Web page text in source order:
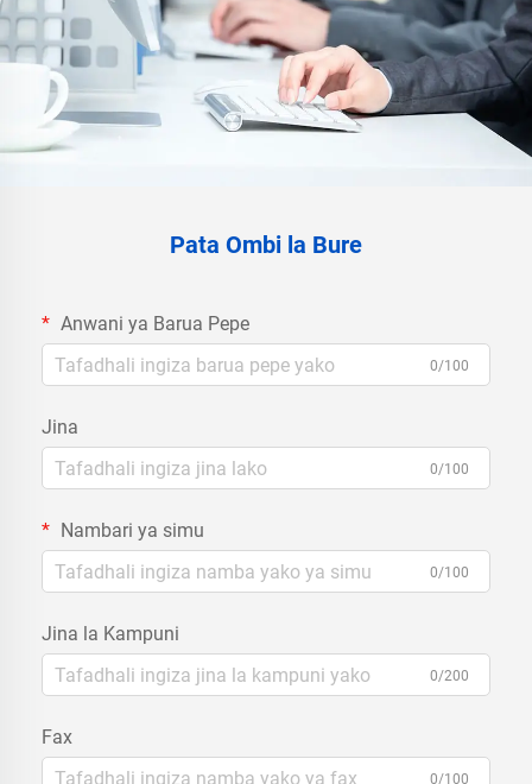
Pata Ombi la Bure
Anwani ya Barua Pepe
0/100
Jina
0/100
Nambari ya simu
0/100
Jina la Kampuni
0/200
Fax
0/100